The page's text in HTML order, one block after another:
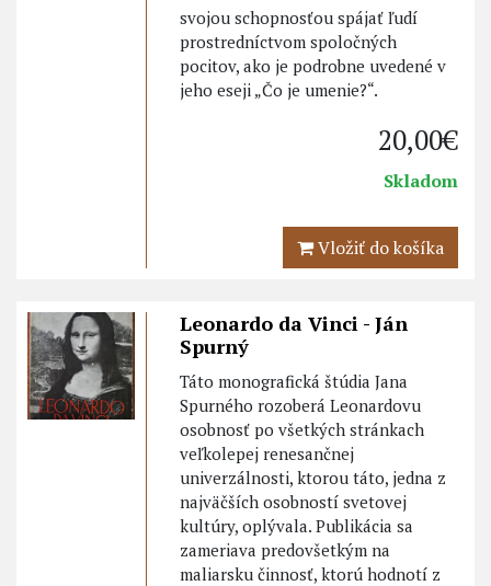
svojou schopnosťou spájať ľudí
prostredníctvom spoločných
pocitov, ako je podrobne uvedené v
jeho eseji „Čo je umenie?“.
20,00€
Skladom
Vložiť do košíka
Leonardo da Vinci - Ján
Spurný
Táto monografická štúdia Jana
Spurného rozoberá Leonardovu
osobnosť po všetkých stránkach
veľkolepej renesančnej
univerzálnosti, ktorou táto, jedna z
najväčších osobností svetovej
kultúry, oplývala. Publikácia sa
zameriava predovšetkým na
maliarsku činnosť, ktorú hodnotí z